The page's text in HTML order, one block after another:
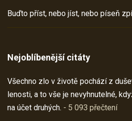
Buďto příst, nebo jíst, nebo píseň
Nejoblíbenější citáty
Všechno zlo v životě pochází z
lenosti, a to vše je nevyhnutelné,
na účet druhých. - 5 093 přečtení